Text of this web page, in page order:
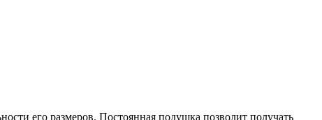
его размеров. Постоянная подушка позволит получать